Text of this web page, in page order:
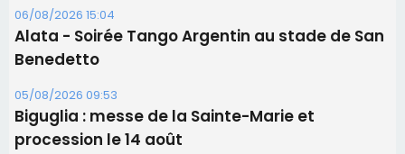
projection sous les étoiles
06/08/2026 15:04
Benedetto
05/08/2026 09:53